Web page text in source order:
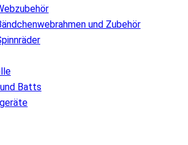
und Zubehör
Batts